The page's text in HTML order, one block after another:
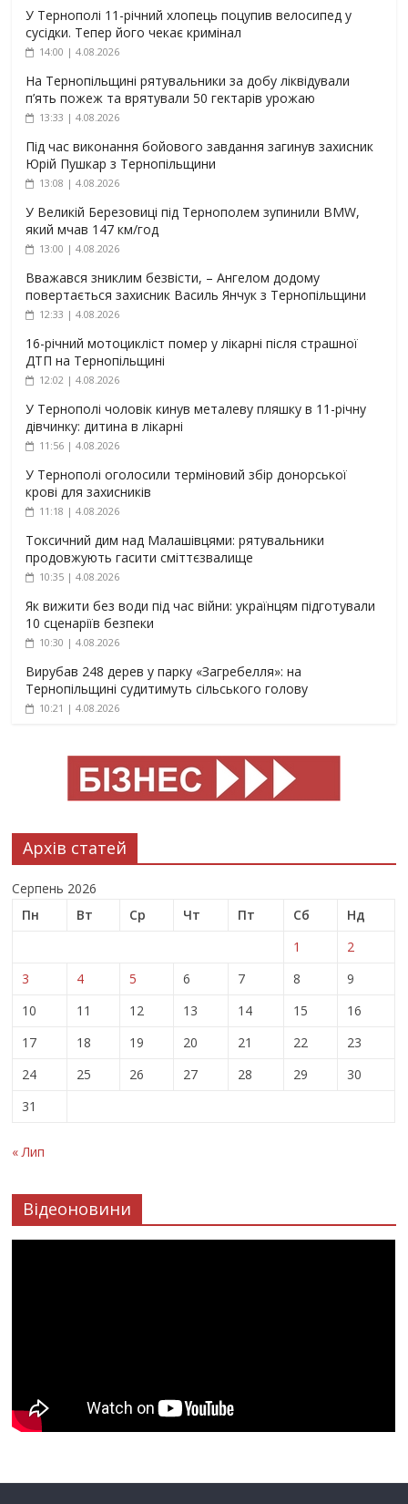
У Тернополі 11-річний хлопець поцупив велосипед у
сусідки. Тепер його чекає кримінал
14:00 | 4.08.2026
На Тернопільщині рятувальники за добу ліквідували
п’ять пожеж та врятували 50 гектарів урожаю
13:33 | 4.08.2026
Під час виконання бойового завдання загинув захисник
Юрій Пушкар з Тернопільщини
13:08 | 4.08.2026
У Великій Березовиці під Тернополем зупинили BMW,
який мчав 147 км/год
13:00 | 4.08.2026
Вважався зниклим безвісти, – Ангелом додому
повертається захисник Василь Янчук з Тернопільщини
12:33 | 4.08.2026
16-річний мотоцикліст помер у лікарні після страшної
ДТП на Тернопільщині
12:02 | 4.08.2026
У Тернополі чоловік кинув металеву пляшку в 11-річну
дівчинку: дитина в лікарні
11:56 | 4.08.2026
У Тернополі оголосили терміновий збір донорської
крові для захисників
11:18 | 4.08.2026
Токсичний дим над Малашівцями: рятувальники
продовжують гасити сміттєзвалище
10:35 | 4.08.2026
Як вижити без води під час війни: українцям підготували
10 сценаріїв безпеки
10:30 | 4.08.2026
Вирубав 248 дерев у парку «Загребелля»: на
Тернопільщині судитимуть сільського голову
10:21 | 4.08.2026
Архів статей
Серпень 2026
Пн
Вт Ср Чт Пт Сб
Нд
1
2
3
4 5 6 7 8
9
10
11 12 13 14 15
16
17
18 19 20 21 22
23
24
25 26 27 28 29
30
31
« Лип
Відеоновини